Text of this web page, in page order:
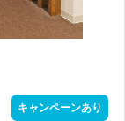
キャンペーンあり